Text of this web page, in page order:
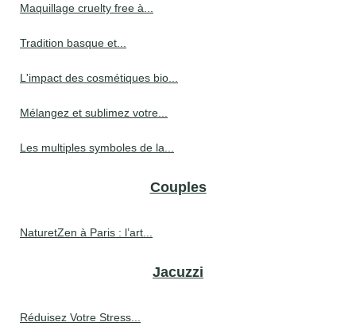
Maquillage cruelty free à...
Tradition basque et...
L'impact des cosmétiques bio...
Mélangez et sublimez votre...
Les multiples symboles de la...
Couples
NaturetZen à Paris : l’art...
Jacuzzi
Réduisez Votre Stress...